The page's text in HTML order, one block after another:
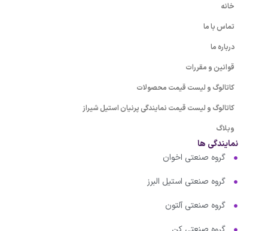
خانه
تماس با ما
درباره ما
قوانین و مقررات
کاتالوگ و لیست قیمت محصولات
کاتالوگ و لیست قیمت نمایندگی پرنیان استیل شیراز
وبلاگ
نمایندگی ها
گروه صنعتی اخوان
گروه صنعتی استیل البرز
گروه صنعتی آلتون